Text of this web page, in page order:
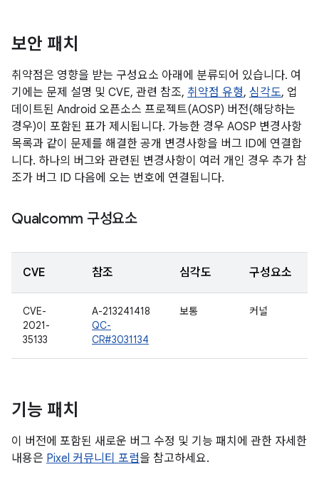
보안 패치
취약점은 영향을 받는 구성요소 아래에 분류되어 있습니다. 여
기에는 문제 설명 및 CVE, 관련 참조, 취약점 유형, 심각도, 업
데이트된 Android 오픈소스 프로젝트(AOSP) 버전(해당하는
경우)이 포함된 표가 제시됩니다. 가능한 경우 AOSP 변경사항
목록과 같이 문제를 해결한 공개 변경사항을 버그 ID에 연결합
니다. 하나의 버그와 관련된 변경사항이 여러 개인 경우 추가 참
조가 버그 ID 다음에 오는 번호에 연결됩니다.
Qualcomm 구성요소
CVE 참조 심각도 구성요소
CVE-
2021-
35133
A-213241418
QC-
CR#3031134
보통 커널
기능 패치
이 버전에 포함된 새로운 버그 수정 및 기능 패치에 관한 자세한
내용은 Pixel 커뮤니티 포럼을 참고하세요.